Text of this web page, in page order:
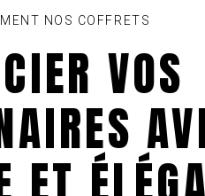
NOS COFFRETS
VOS